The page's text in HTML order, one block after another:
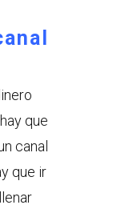
que
canal
que ir